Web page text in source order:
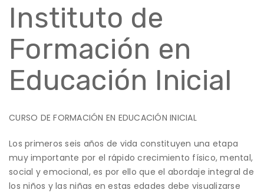
Instituto de
Formación en
Educación Inicial
CURSO DE FORMACIÓN EN EDUCACIÓN INICIAL
Los primeros seis años de vida constituyen una etapa
muy importante por el rápido crecimiento físico, mental,
social y emocional, es por ello que el abordaje integral de
los niños y las niñas en estas edades debe visualizarse